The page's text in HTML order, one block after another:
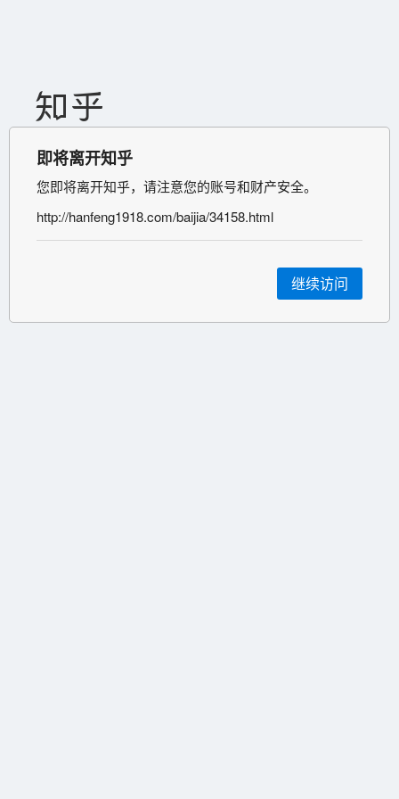
即将离开知乎
您即将离开知乎，请注意您的账号和财产安全。
http://hanfeng1918.com/baijia/34158.html
继续访问